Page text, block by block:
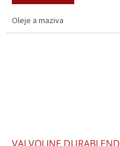
Oleje a maziva
VALVOLINE DURABLEND